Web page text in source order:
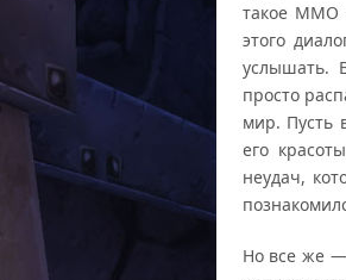
такое ММО
этого
услышать.
просто
мир. Пусть
его
неудач,
Но все же —